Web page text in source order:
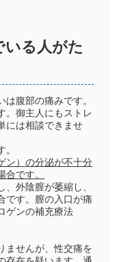
る人がた
腹部の痛みです。
。御主人にもストレ
には相談できませ
ン）の分泌が不十分
です。
外陰膣が萎縮し、
です。膣の入口が痛
ゲンの補充療法
ませんが、性交痛を